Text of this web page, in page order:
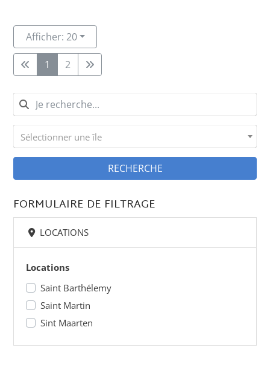
Afficher: 20
1 2
Sélectionner une île
RECHERCHE
FORMULAIRE DE FILTRAGE
LOCATIONS
Locations
Saint Barthélemy
Saint Martin
Sint Maarten